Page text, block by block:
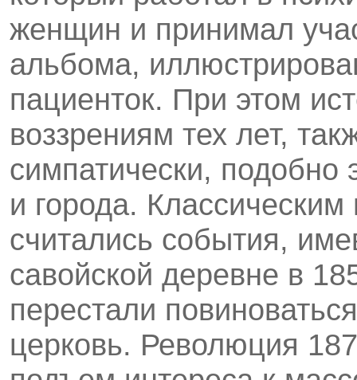
женщин и принимал
альбома,
пациенток. При этом
воззрениям тех лет,
симпатически, подобно
и города.
считались события,
савойской деревне в
перестали
церковь. Революция